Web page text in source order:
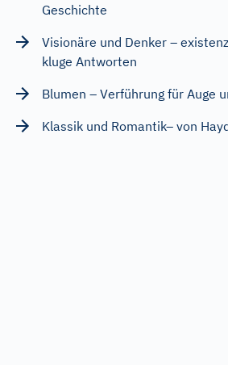
Geschichte
Visionäre und Denker –
kluge Antworten
Blumen – Verführung für Auge
Klassik und Romantik– von